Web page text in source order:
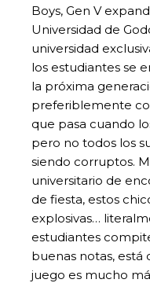
Boys, Gen V
Universidad de
universidad
los estudiantes se
la próxima
preferiblemente
que pasa cuando
pero no todos los
siendo corruptos.
universitario de
de fiesta, estos
explosivas…
estudiantes
buenas notas, está
juego es mucho